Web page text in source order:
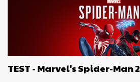
TEST - Marvel's Spider-Man